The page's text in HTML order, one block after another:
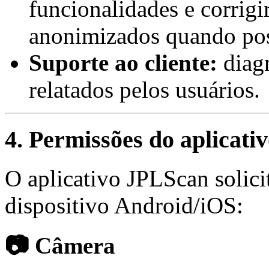
funcionalidades e
anonimizados quando
Suporte ao cliente:
relatados pelos usuários.
4. Permissões do
O aplicativo JPLScan
dispositivo Android/iOS:
📷 Câmera